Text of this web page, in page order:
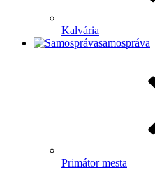
Kalvária
samospráva
Primátor mesta